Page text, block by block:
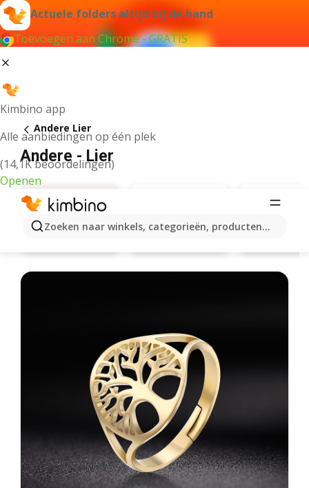
Actuele folders altijd bij de hand
Toevoegen aan Chrome - GRATIS
Kimbino app
Alle aanbiedingen op één plek
(14,1K beoordelingen)
Openen
Zoeken naar winkels, categorieën, producten...
Andere Lier
Andere - Lier
Hema